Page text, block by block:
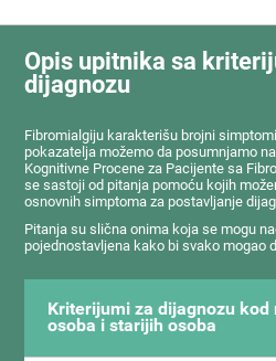
Opis upitnika sa
dijagnozu
Fibromialgiju karakterišu brojni
pokazatelja možemo da posumnjamo
Kognitivne Procene za Pacijente sa
se sastoji od pitanja pomoću kojih
osnovnih simptoma za postavljanje
Pitanja su slična onima koja se mogu
pojednostavljena kako bi svako mogao
Kriterijumi za dijagnozu kod
osoba i starijih osoba